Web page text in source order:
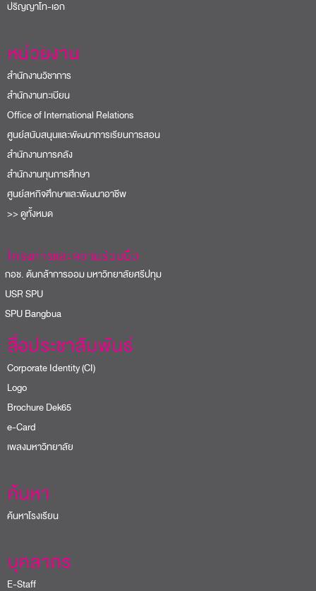
ปริญญาโท-เอก
หน่วยงาน
สำนักงานวิชาการ
สำนักงานทะเบียน
Office of International Relations
ศูนย์สนับสนุนและพัฒนาการเรียนการสอน
สำนักงานการคลัง
สำนักงานทุนการศึกษา
ศูนย์สหกิจศึกษาและพัฒนาอาชีพ
>> ดูทั้งหมด
โครงการและความร่วมมือ
ช. ต้นกล้าการออม มหาวิทยาลัยศรีปทุม
SPU
Bangbua
สื่อประชาสัมพันธ์
Corporate Identity (CI)
Logo
Brochure Dek65
e-Card
เพลงมหาวิทยาลัย
ค้นหา
ค้นหาโรงเรียน
บุคลากร
E-Staff